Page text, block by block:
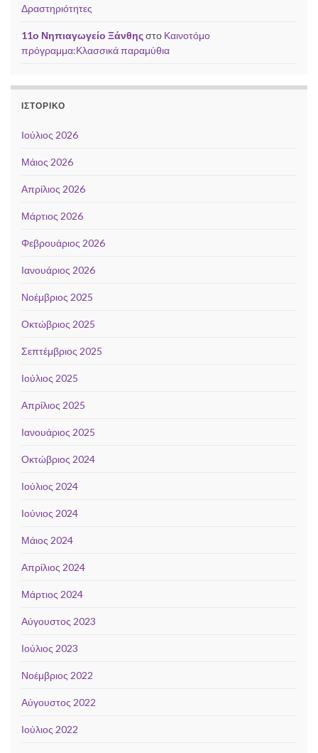
Δραστηριότητες
11ο Νηπιαγωγείο Ξάνθηςστο Καινοτόμο
πρόγραμμα:Κλασσικά παραμύθια
ΙΣΤΟΡΙΚΌ
Ιούλιος 2026
Μάιος 2026
Απρίλιος 2026
Μάρτιος 2026
Φεβρουάριος 2026
Ιανουάριος 2026
Νοέμβριος 2025
Οκτώβριος 2025
Σεπτέμβριος 2025
Ιούλιος 2025
Απρίλιος 2025
Ιανουάριος 2025
Οκτώβριος 2024
Ιούλιος 2024
Ιούνιος 2024
Μάιος 2024
Απρίλιος 2024
Μάρτιος 2024
Αύγουστος 2023
Ιούλιος 2023
Νοέμβριος 2022
Αύγουστος 2022
Ιούλιος 2022